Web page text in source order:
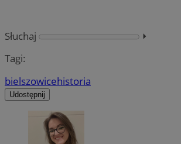
Słuchaj
⏵︎
Tagi:
bielszowicehistoria
Udostępnij